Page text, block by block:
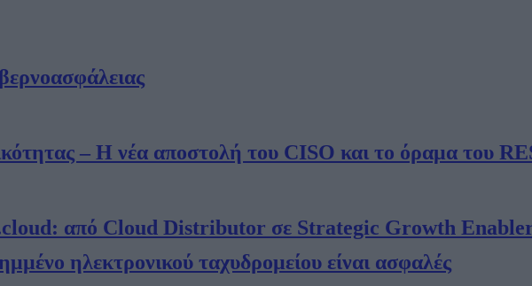
– Η νέα αποστολή του CISO και το όραμα του
από Cloud Distributor σε Strategic Growth
ηλεκτρονικού ταχυδρομείου είναι ασφαλές